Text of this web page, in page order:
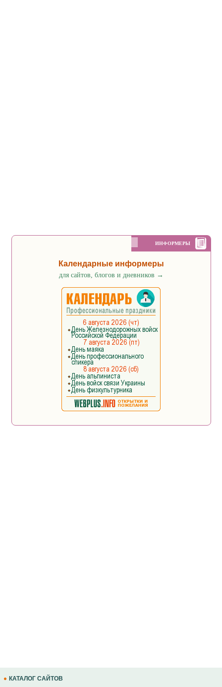
ИНФОРМЕРЫ
Календарные информеры
для сайтов, блогов и дневников →
КАТАЛОГ САЙТОВ